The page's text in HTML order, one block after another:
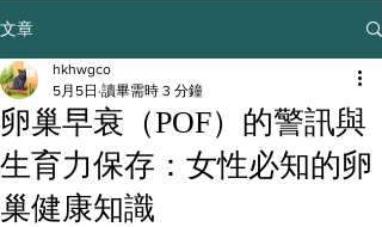
文章
卵巢早衰（POF）的警訊與
生育力保存：女性必知的卵
巢健康知識
hkhwgco
5月5日 讀畢需時 3 分鐘